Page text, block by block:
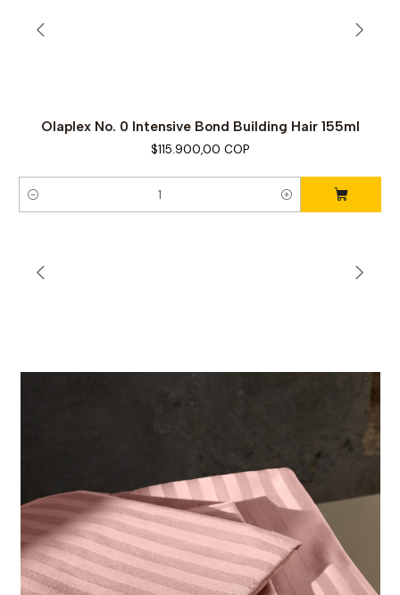
Olaplex No. 0 Intensive Bond Building Hair 155ml
$115.900,00 COP